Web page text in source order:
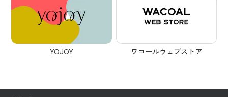
YOJOY ワコールウェブストア